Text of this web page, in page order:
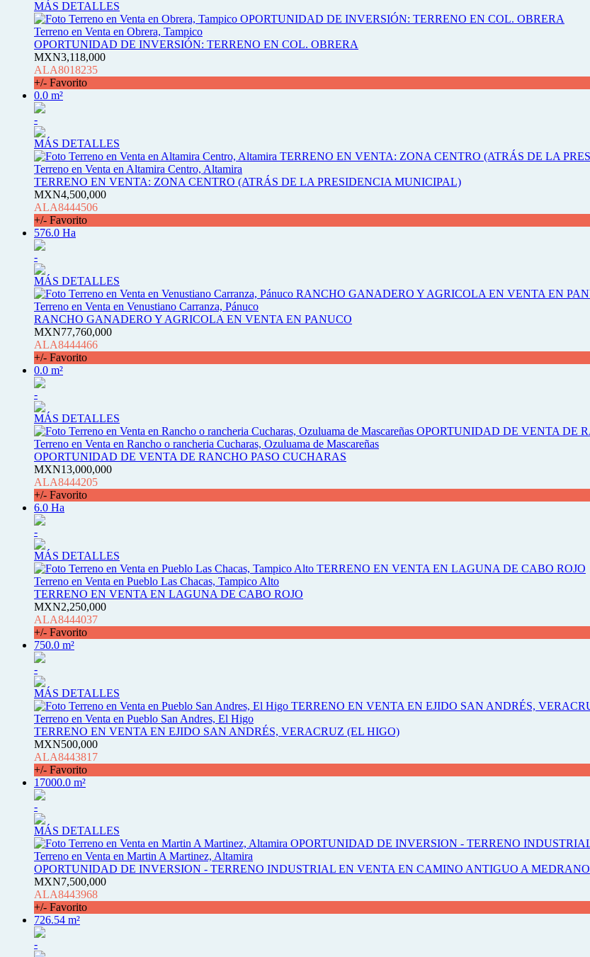
MÁS DETALLES
Terreno en Venta en Obrera, Tampico
OPORTUNIDAD DE INVERSIÓN: TERRENO EN COL. OBRERA
MXN3,118,000
ALA8018235
+/- Favorito
0.0 m²
-
MÁS DETALLES
Terreno en Venta en Altamira Centro, Altamira
TERRENO EN VENTA: ZONA CENTRO (ATRÁS DE LA PRESIDENCIA MUNICIPAL)
MXN4,500,000
ALA8444506
+/- Favorito
576.0 Ha
-
MÁS DETALLES
Terreno en Venta en Venustiano Carranza, Pánuco
RANCHO GANADERO Y AGRICOLA EN VENTA EN PANUCO
MXN77,760,000
ALA8444466
+/- Favorito
0.0 m²
-
MÁS DETALLES
Terreno en Venta en Rancho o rancheria Cucharas, Ozuluama de Mascareñas
OPORTUNIDAD DE VENTA DE RANCHO PASO CUCHARAS
MXN13,000,000
ALA8444205
+/- Favorito
6.0 Ha
-
MÁS DETALLES
Terreno en Venta en Pueblo Las Chacas, Tampico Alto
TERRENO EN VENTA EN LAGUNA DE CABO ROJO
MXN2,250,000
ALA8444037
+/- Favorito
750.0 m²
-
MÁS DETALLES
Terreno en Venta en Pueblo San Andres, El Higo
TERRENO EN VENTA EN EJIDO SAN ANDRÉS, VERACRUZ (EL HIGO)
MXN500,000
ALA8443817
+/- Favorito
17000.0 m²
-
MÁS DETALLES
Terreno en Venta en Martin A Martinez, Altamira
OPORTUNIDAD DE INVERSION - TERRENO INDUSTRIAL EN VENTA EN CAMINO ANTIGUO A MEDRANO
MXN7,500,000
ALA8443968
+/- Favorito
726.54 m²
-